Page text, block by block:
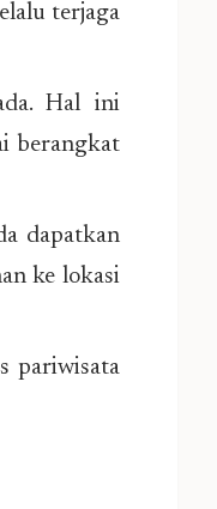
terjaga
Hal ini
berangkat
dapatkan
ke lokasi
pariwisata